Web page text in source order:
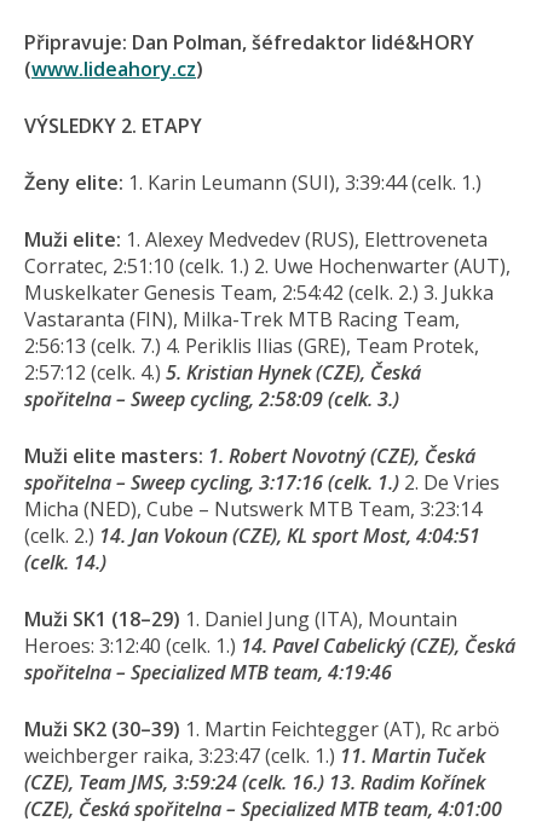
Připravuje: Dan Polman, šéfredaktor lidé&HORY
(www.lideahory.cz)
VÝSLEDKY 2. ETAPY
Ženy elite: 1. Karin Leumann (SUI), 3:39:44 (celk. 1.)
Muži elite: 1. Alexey Medvedev (RUS), Elettroveneta
Corratec, 2:51:10 (celk. 1.) 2. Uwe Hochenwarter (AUT),
Muskelkater Genesis Team, 2:54:42 (celk. 2.) 3. Jukka
Vastaranta (FIN), Milka-Trek MTB Racing Team,
2:56:13 (celk. 7.) 4. Periklis Ilias (GRE), Team Protek,
2:57:12 (celk. 4.) 5. Kristian Hynek (CZE), Česká
spořitelna – Sweep cycling, 2:58:09 (celk. 3.)
Muži elite masters: 1. Robert Novotný (CZE), Česká
spořitelna – Sweep cycling, 3:17:16 (celk. 1.) 2. De Vries
Micha (NED), Cube – Nutswerk MTB Team, 3:23:14
(celk. 2.) 14. Jan Vokoun (CZE), KL sport Most, 4:04:51
(celk. 14.)
Muži SK1 (18–29) 1. Daniel Jung (ITA), Mountain
Heroes: 3:12:40 (celk. 1.) 14. Pavel Cabelický (CZE), Česká
spořitelna – Specialized MTB team, 4:19:46
Muži SK2 (30–39) 1. Martin Feichtegger (AT), Rc arbö
weichberger raika, 3:23:47 (celk. 1.) 11. Martin Tuček
(CZE), Team JMS, 3:59:24 (celk. 16.) 13. Radim Kořínek
(CZE), Česká spořitelna – Specialized MTB team, 4:01:00